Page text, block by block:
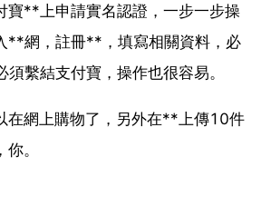
寶**上申請實名認證，一步一步操
**網，註冊**，填寫相關資料，必
繫結支付寶，操作也很容易。
在網上購物了，另外在**上傳10件
。